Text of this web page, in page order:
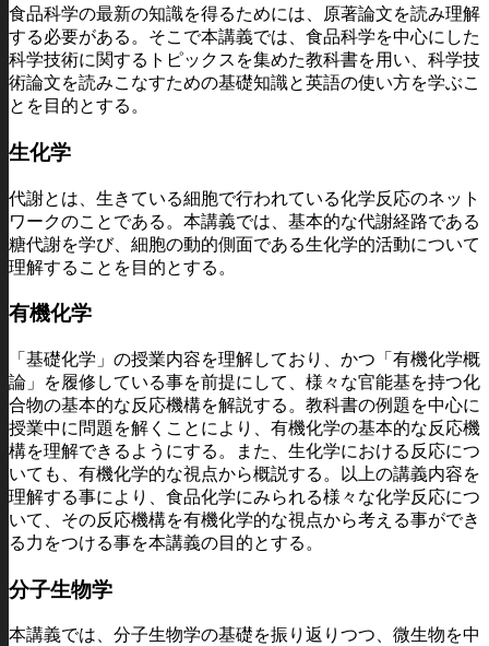
食品科学の最新の知識を得るためには、原著論文を読み理解
する必要がある。そこで本講義では、食品科学を中心にした
科学技術に関するトピックスを集めた教科書を用い、科学技
術論文を読みこなすための基礎知識と英語の使い方を学ぶこ
とを目的とする。
生化学
代謝とは、生きている細胞で行われている化学反応のネット
ワークのことである。本講義では、基本的な代謝経路である
糖代謝を学び、細胞の動的側面である生化学的活動について
理解することを目的とする。
有機化学
「基礎化学」の授業内容を理解しており、かつ「有機化学概
論」を履修している事を前提にして、様々な官能基を持つ化
合物の基本的な反応機構を解説する。教科書の例題を中心に
授業中に問題を解くことにより、有機化学の基本的な反応機
構を理解できるようにする。また、生化学における反応につ
いても、有機化学的な視点から概説する。以上の講義内容を
理解する事により、食品化学にみられる様々な化学反応につ
いて、その反応機構を有機化学的な視点から考える事ができ
る力をつける事を本講義の目的とする。
分子生物学
本講義では、分子生物学の基礎を振り返りつつ、微生物を中